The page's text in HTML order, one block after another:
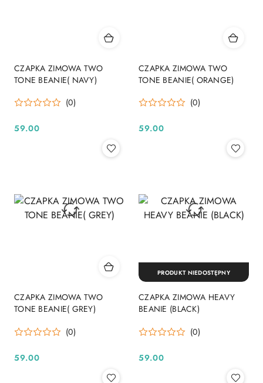
CZAPKA ZIMOWA TWO
TONE BEANIE( NAVY)
(0)
Cena:
59.00
CZAPKA ZIMOWA TWO
TONE BEANIE( ORANGE)
(0)
Cena:
59.00
CZAPKA ZIMOWA TWO
TONE BEANIE( GREY)
(0)
Cena:
59.00
CZAPKA ZIMOWA HEAVY
BEANIE (BLACK)
(0)
Cena:
59.00
PRODUKT NIEDOSTĘPNY